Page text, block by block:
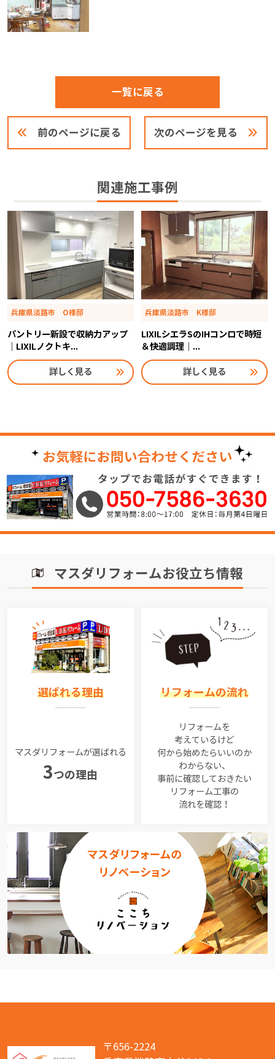
前のページに戻る
一覧に戻る
次のページを見る
関連施工事例
兵庫県淡路市 O様邸
パントリー新設で収納力アップ
｜LIXILノクトキ...
詳しく見る
兵庫県淡路市 K様邸
LIXILシエラSのIHコンロで時短
＆快適調理｜...
詳しく見る
マスダリフォームお役立ち情報
選ばれる理由
マスダリフォームが選ばれる
3つの理由
リフォームの流れ
リフォームを
考えているけど
何から始めたらいいのか
わからない、
事前に確認しておきたい
リフォーム工事の
流れを確認！
〒656-2224